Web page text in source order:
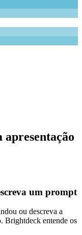
apresentação
um prompt
ou descreva a
Brightdeck entende os